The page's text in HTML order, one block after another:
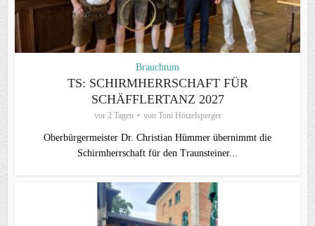
Brauchtum
TS: SCHIRMHERRSCHAFT FÜR
SCHÄFFLERTANZ 2027
vor 2 Tagen von Toni Hötzelsperger
Oberbürgermeister Dr. Christian Hümmer übernimmt die
Schirmherrschaft für den Traunsteiner...